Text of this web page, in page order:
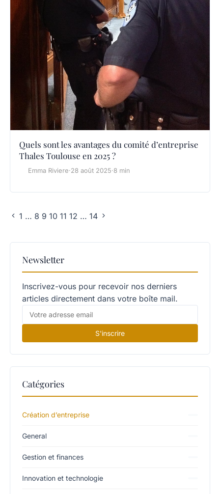
Quels sont les avantages du comité d’entreprise
Thales Toulouse en 2025 ?
Emma Riviere·28 août 2025·8 min
1 … 8 9 10 11 12 … 14
Newsletter
Inscrivez-vous pour recevoir nos derniers
articles directement dans votre boîte mail.
S'inscrire
Catégories
Création d’entreprise
General
Gestion et finances
Innovation et technologie